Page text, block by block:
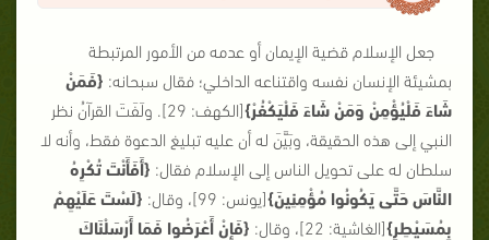
جعل الإسلام قضية الإيمان أو عدمه من الأمور المرتبطة
بمشيئة الإنسان نفسه واقتناعه الداخلي؛ فقال سبحانه: {فَمَنْ
شَاءَ فَلْيُؤْمِنْ وَمَنْ شَاءَ فَلْيَكْفُرْ}
[الكهف: 29]. ولَفَتَ القرآنُ نظر
النبي إلى هذه الحقيقة، وبَيَّنَ له أن عليه تبليغ الدعوة فقط، وأنه لا
سلطان له على تحويل الناس إلى الإسلام فقال: {أَفَأَنْتَ تُكْرِهُ
النَّاسَ حَتَّى يَكُونُوا مُؤْمِنِينَ}[يونس: 99]، وقال:
{لَسْتَ عَلَيْهِمْ
بِمُسَيْطِرٍ}[الغاشية: 22]، وقال:
{فَإِنْ أَعْرَضُوا فَمَا أَرْسَلْنَاكَ